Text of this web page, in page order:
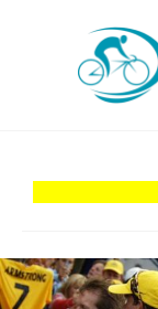
Tests de produits
Tendances